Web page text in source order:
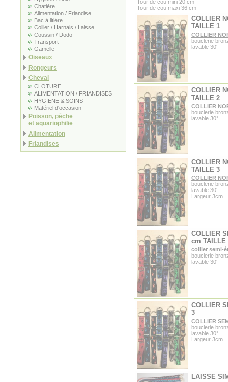
Chatière
Alimentation / Friandise
Bac à litière
Collier / Harnais / Laisse
Coussin / Dodo
Transport
Gamelle
Oiseaux
Rongeurs
Cheval
CLOTURE
ALIMENTATION / FRIANDISES
HYGIENE & SOINS
Matériel d'occasion
Poisson, pêche
et aquariophilie
Alimentation
Friandises
Tour de cou mini 20 cm
Tour de cou maxi 36 cm
COLLIER
TAILLE 1
COLLIER
bouclerie
lavable 30°
COLLIER
TAILLE 2
COLLIER
bouclerie
lavable 30°
COLLIER
TAILLE 3
COLLIER
bouclerie
lavable 30°
Largeur 3cm
COLLIER
cm TAILLE
collier semi-
bouclerie
lavable 30°
COLLIER
3
COLLIER
bouclerie
lavable 30°
Largeur 3cm
LAISSE